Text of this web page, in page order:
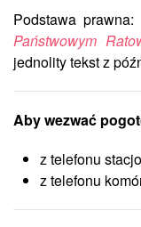
Podstawa prawna:
Państwowym
jednolity tekst z
Aby wezwać
z telefonu
z telefonu